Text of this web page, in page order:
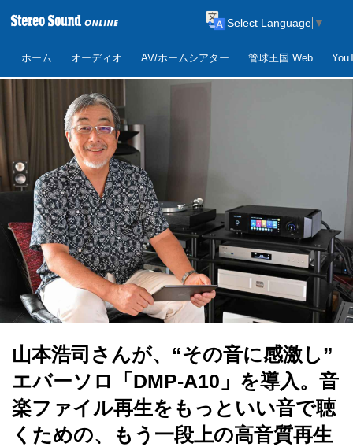
ホーム オーディオ AV/ホームシアター 管球王国 Web
Select Language ▼
山本浩司さんが、“その音に感激し”
エバーソロ「DMP-A10」を導入。音
楽ファイル再生をもっといい音で聴
くための、もう一段上の高音質再生